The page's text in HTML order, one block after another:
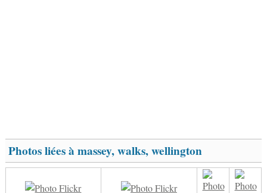
Photos liées à massey, walks, wellington